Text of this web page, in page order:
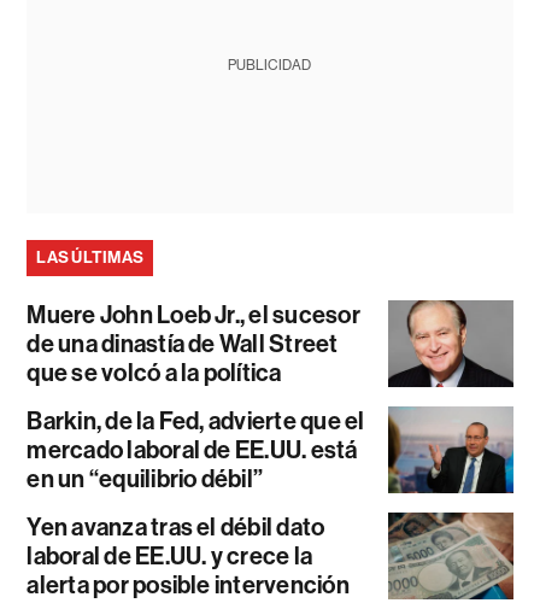
PUBLICIDAD
LAS ÚLTIMAS
Muere John Loeb Jr., el sucesor
de una dinastía de Wall Street
que se volcó a la política
Barkin, de la Fed, advierte que el
mercado laboral de EE.UU. está
en un “equilibrio débil”
Yen avanza tras el débil dato
laboral de EE.UU. y crece la
alerta por posible intervención